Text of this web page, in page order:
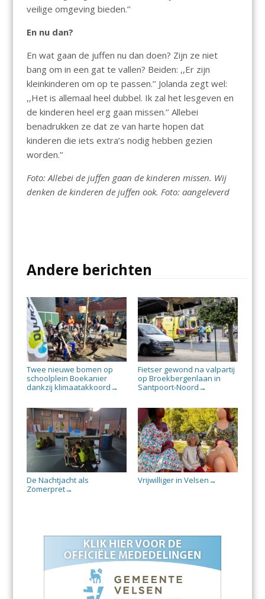
veilige omgeving bieden.’’
En nu dan?
En wat gaan de juffen nu dan doen? Zijn ze niet
bang om in een gat te vallen? Beiden: ,,Er zijn
kleinkinderen om op te passen.’’ Jolanda zegt wel:
,,Het is allemaal heel dubbel. Ik zal het lesgeven en
de kinderen heel erg gaan missen.’’ Allebei
benadrukken ze dat ze van harte hopen dat
kinderen die iets extra’s nodig hebben gezien
worden.’’
Foto: Allebei de juffen gaan de kinderen missen. Wij
denken de kinderen de juffen ook. Foto: aangeleverd
Andere berichten
Twee nieuwe bomen op
schoolplein Boekanier
dankzij klimaatakkoord →
Fietser gewond na valpartij
op Broekbergenlaan in
Santpoort-Noord →
De Nachtjacht als
Zomerpret→
Vrijwilliger in Velsen →